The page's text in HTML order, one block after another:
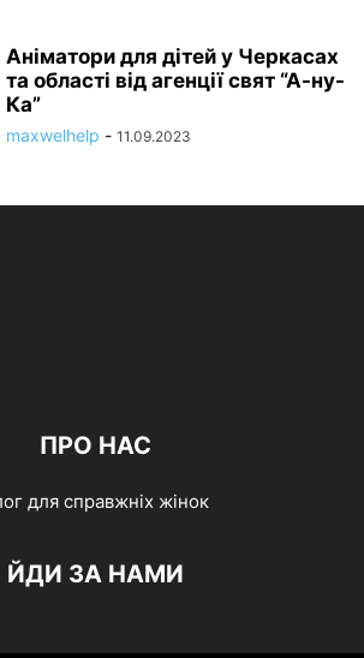
Аніматори для дітей у Черкасах
та області від агенції свят “А-ну-
Ка”
maxwelhelp - 11.09.2023
ПРО НАС
для справжніх жінок
ЙДИ ЗА НАМИ